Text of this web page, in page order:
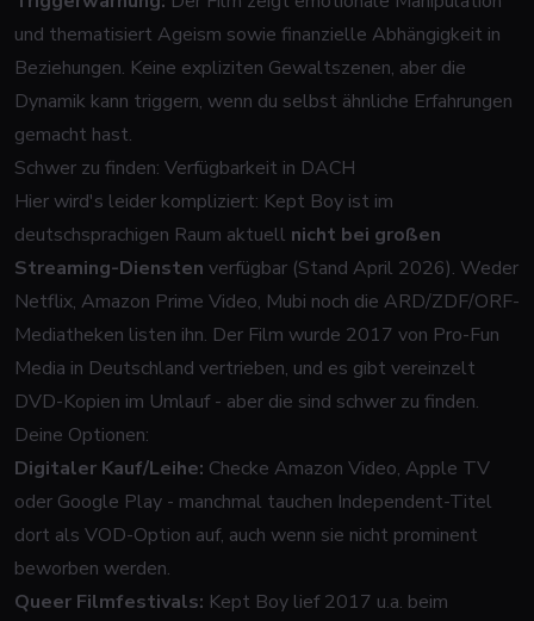
und thematisiert Ageism sowie finanzielle Abhängigkeit in
Beziehungen. Keine expliziten Gewaltszenen, aber die
Dynamik kann triggern, wenn du selbst ähnliche Erfahrungen
gemacht hast.
Schwer zu finden: Verfügbarkeit in DACH
Hier wird's leider kompliziert: Kept Boy ist im
deutschsprachigen Raum aktuell nicht bei großen
Streaming-Diensten verfügbar (Stand April 2026). Weder
Netflix, Amazon Prime Video, Mubi noch die ARD/ZDF/ORF-
Mediatheken listen ihn. Der Film wurde 2017 von Pro-Fun
Media in Deutschland vertrieben, und es gibt vereinzelt
DVD-Kopien im Umlauf - aber die sind schwer zu finden.
Deine Optionen:
Digitaler Kauf/Leihe: Checke Amazon Video, Apple TV
oder Google Play - manchmal tauchen Independent-Titel
dort als VOD-Option auf, auch wenn sie nicht prominent
beworben werden.
Queer Filmfestivals: Kept Boy lief 2017 u.a. beim